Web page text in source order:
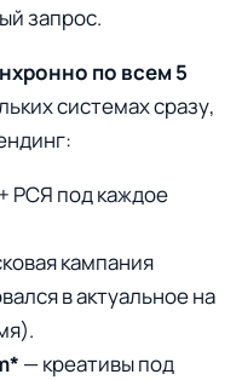
запрос.
по всем 5
системах сразу,
РСЯ под каждое
кампания
в актуальное на
— креативы под